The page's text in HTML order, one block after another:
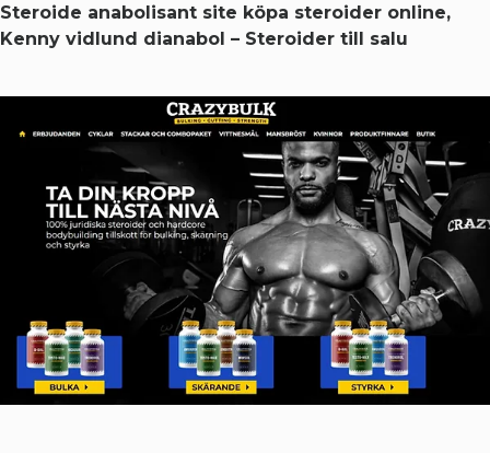
Steroide anabolisant site köpa steroider online,
Kenny vidlund dianabol – Steroider till salu